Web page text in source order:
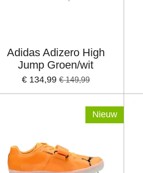
Adidas Adizero High
Jump Groen/wit
€ 134,99 € 149,99
Nieuw